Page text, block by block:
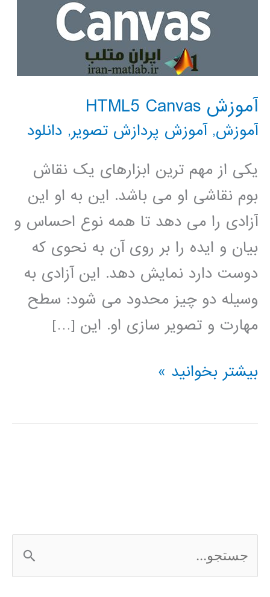
آموزش HTML5 Canvas
آموزش,آموزش پردازش تصویر, دانلود
یکی از مهم ترین ابزارهای یک نقاش
بوم نقاشی او می باشد. این به او این
آزادی را می دهد تا همه نوع احساس و
بیان و ایده را بر روی آن به نحوی که
دوست دارد نمایش دهد. این آزادی به
وسیله دو چیز محدود می شود: سطح
مهارت و تصویر سازی او. این […]
آموزش
Canvas
بیشتر بخوانید »
س